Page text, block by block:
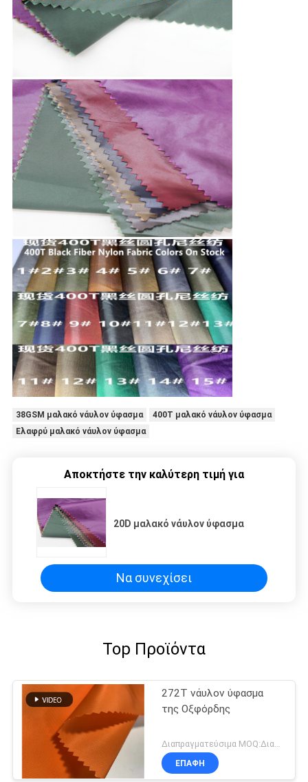
38GSM μαλακό νάυλον ύφασμα
400T μαλακό νάυλον ύφασμα
Ελαφρύ μαλακό νάυλον ύφασμα
Αποκτήστε την καλύτερη τιμή για
20D μαλακό νάυλον ύφασμα
Να συνεχίσει
Top Προϊόντα
272T νάυλον ύφασμα
της Οξφόρδης
ΕΠΑΦΉ